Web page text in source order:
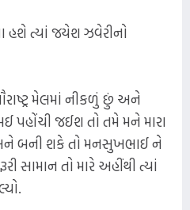
ત્યાં જયેશ ઝવેરીનો
મેલમાં નીકળું છું અને
પહોંચી જઈશ તો તમે મને મારા
બની શકે તો મનસુખભાઈ ને
સામાન તો મારે અહીંથી ત્યાં